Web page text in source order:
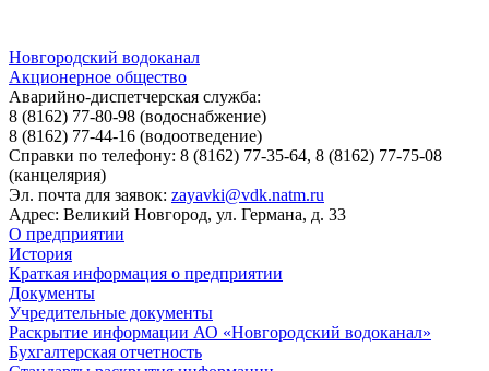
Новгородский водоканал
Акционерное общество
Аварийно-диспетчерская служба:
8 (8162) 77-80-98 (водоснабжение)
8 (8162) 77-44-16 (водоотведение)
Справки по телефону: 8 (8162) 77-35-64, 8 (8162) 77-75-08
(канцелярия)
Эл. почта для заявок: zayavki@vdk.natm.ru
Адрес: Великий Новгород, ул. Германа, д. 33
О предприятии
История
Краткая информация о предприятии
Документы
Учредительные документы
Раскрытие информации АО «Новгородский водоканал»
Бухгалтерская отчетность